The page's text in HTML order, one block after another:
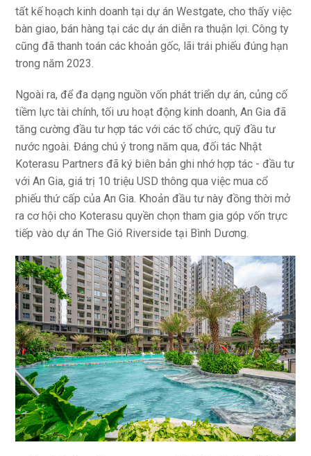
tất kế hoạch kinh doanh tại dự án Westgate, cho thấy việc
bàn giao, bán hàng tại các dự án diễn ra thuận lợi. Công ty
cũng đã thanh toán các khoản gốc, lãi trái phiếu đúng hạn
trong năm 2023.
Ngoài ra, để đa dạng nguồn vốn phát triển dự án, củng cố
tiềm lực tài chính, tối ưu hoạt động kinh doanh, An Gia đã
tăng cường đầu tư hợp tác với các tổ chức, quỹ đầu tư
nước ngoài. Đáng chú ý trong năm qua, đối tác Nhật
Koterasu Partners đã ký biên bản ghi nhớ hợp tác - đầu tư
với An Gia, giá trị 10 triệu USD thông qua việc mua cổ
phiếu thứ cấp của An Gia. Khoản đầu tư này đồng thời mở
ra cơ hội cho Koterasu quyền chọn tham gia góp vốn trực
tiếp vào dự án The Gió Riverside tại Bình Dương.